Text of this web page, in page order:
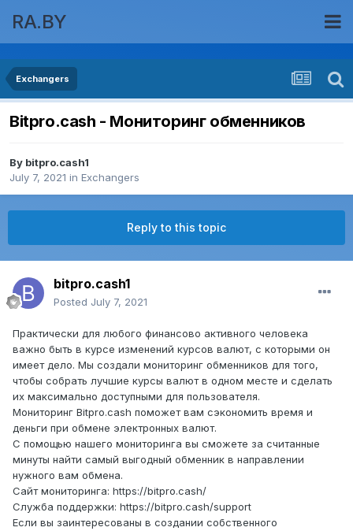
RA.BY
Exchangers
Bitpro.cash - Мониторинг обменников
By bitpro.cash1
July 7, 2021 in Exchangers
Reply to this topic
bitpro.cash1
Posted July 7, 2021
Практически для любого финансово активного человека
важно быть в курсе изменений курсов валют, с которыми он
имеет дело. Мы создали мониторинг обменников для того,
чтобы собрать лучшие курсы валют в одном месте и сделать
их максимально доступными для пользователя.
Мониторинг Bitpro.cash поможет вам сэкономить время и
деньги при обмене электронных валют.
С помощью нашего мониторинга вы сможете за считанные
минуты найти самый выгодный обменник в направлении
нужного вам обмена.
Сайт мониторинга: https://bitpro.cash/
Служба поддержки: https://bitpro.cash/support
Если вы заинтересованы в создании собственного